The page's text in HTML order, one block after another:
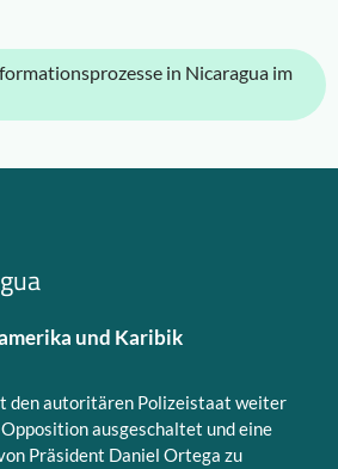
in Nicaragua im
und Karibik
den autoritären Polizeistaat weiter
ausgeschaltet und eine
Präsident Daniel Ortega zu